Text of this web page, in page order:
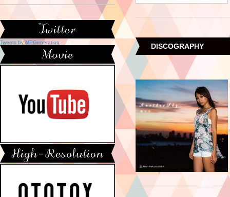
DISCOGRAPHY
Tweets by MPGeneration